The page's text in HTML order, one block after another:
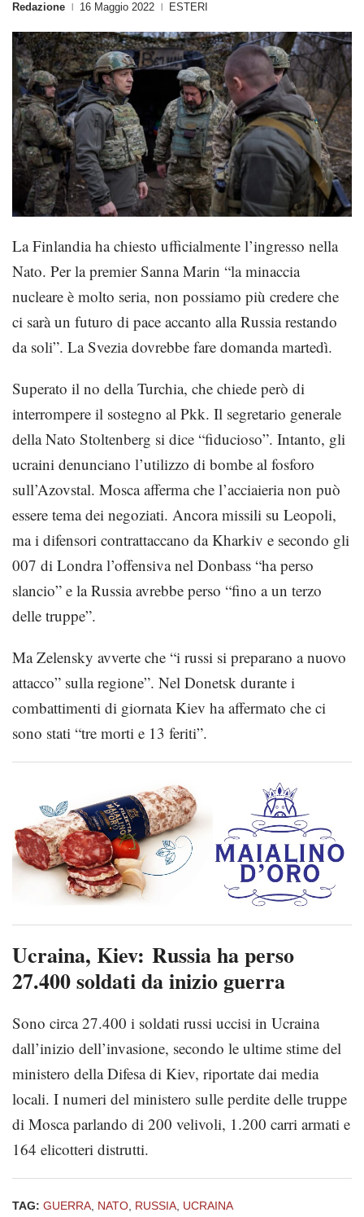
Redazione 16 Maggio 2022 ESTERI
La Finlandia ha chiesto ufficialmente l’ingresso nella
Nato. Per la premier Sanna Marin “la minaccia
nucleare è molto seria, non possiamo più credere che
ci sarà un futuro di pace accanto alla Russia restando
da soli”. La Svezia dovrebbe fare domanda martedì.
Superato il no della Turchia, che chiede però di
interrompere il sostegno al Pkk. Il segretario generale
della Nato Stoltenberg si dice “fiducioso”. Intanto, gli
ucraini denunciano l’utilizzo di bombe al fosforo
sull’Azovstal. Mosca afferma che l’acciaieria non può
essere tema dei negoziati. Ancora missili su Leopoli,
ma i difensori contrattaccano da Kharkiv e secondo gli
007 di Londra l’offensiva nel Donbass “ha perso
slancio” e la Russia avrebbe perso “fino a un terzo
delle truppe”.
Ma Zelensky avverte che “i russi si preparano a nuovo
attacco” sulla regione”. Nel Donetsk durante i
combattimenti di giornata Kiev ha affermato che ci
sono stati “tre morti e 13 feriti”.
Ucraina, Kiev: Russia ha perso
27.400 soldati da inizio guerra
Sono circa 27.400 i soldati russi uccisi in Ucraina
dall’inizio dell’invasione, secondo le ultime stime del
ministero della Difesa di Kiev, riportate dai media
locali. I numeri del ministero sulle perdite delle truppe
di Mosca parlando di 200 velivoli, 1.200 carri armati e
164 elicotteri distrutti.
TAG: GUERRA NATO RUSSIA UCRAINA